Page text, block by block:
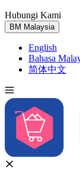
Hubungi Kami
BM Malaysia
English
Bahasa
简体中文